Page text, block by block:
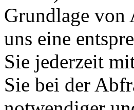
Grundlage von
uns eine
Sie jederzeit
Sie bei der